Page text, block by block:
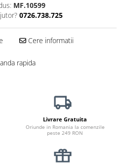
MF.10599
0726.738.725
Cere informatii
rapida
Livrare Gratuita
Oriunde in Romania la comenzile
peste 249 RON